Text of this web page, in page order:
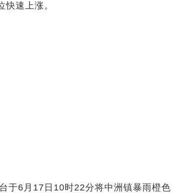
速上涨。
6月17日10时22分将中洲镇暴雨橙色